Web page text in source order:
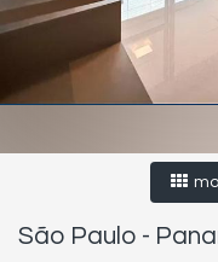
São Paulo -